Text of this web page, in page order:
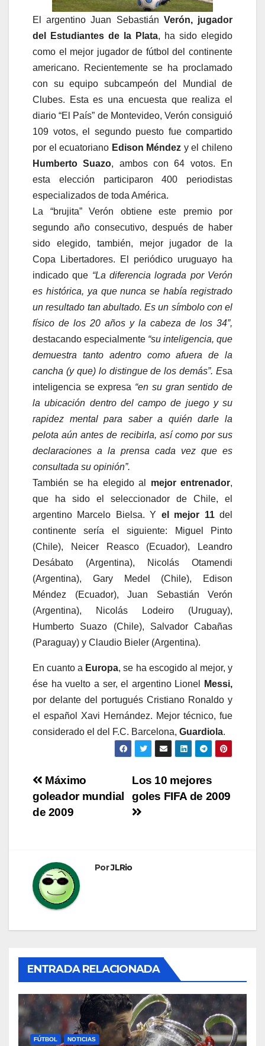
El argentino Juan Sebastián Verón, jugador
del Estudiantes de la Plata, ha sido elegido
como el mejor jugador de fútbol del continente
americano. Recientemente se ha proclamado
con su equipo subcampeón del Mundial de
Clubes. Esta es una encuesta que realiza el
diario “El País” de Montevideo, Verón consiguió
109 votos, el segundo puesto fue compartido
por el ecuatoriano Edison Méndez y el chileno
Humberto Suazo, ambos con 64 votos. En
esta elección participaron 400 periodistas
especializados de toda América.
La “brujita” Verón obtiene este premio por
segundo año consecutivo, después de haber
sido elegido, también, mejor jugador de la
Copa Libertadores. El periódico uruguayo ha
indicado que “La diferencia lograda por Verón
es histórica, ya que nunca se había registrado
un resultado tan abultado. Es un símbolo con el
físico de los 20 años y la cabeza de los 34”,
destacando especialmente “su inteligencia, que
demuestra tanto adentro como afuera de la
cancha (y que) lo distingue de los demás”. Esa
inteligencia se expresa “en su gran sentido de
la ubicación dentro del campo de juego y su
rapidez mental para saber a quién darle la
pelota aún antes de recibirla, así como por sus
declaraciones a la prensa cada vez que es
consultada su opinión”.
También se ha elegido al mejor entrenador,
que ha sido el seleccionador de Chile, el
argentino Marcelo Bielsa. Y el mejor 11del
continente sería el siguiente: Miguel Pinto
(Chile), Neicer Reasco (Ecuador), Leandro
Desábato (Argentina), Nicolás Otamendi
(Argentina), Gary Medel (Chile), Edison
Méndez (Ecuador), Juan Sebastián Verón
(Argentina), Nicolás Lodeiro (Uruguay),
Humberto Suazo (Chile), Salvador Cabañas
(Paraguay) y Claudio Bieler (Argentina).
En cuanto a Europa, se ha escogido al mejor, y
ése ha vuelto a ser, el argentino Lionel
Messi,
por delante del portugués Cristiano Ronaldo y
el español Xavi Hernández. Mejor técnico, fue
considerado el del F.C. Barcelona, Guardiola.
Navegación
de
Los 10 mejores
goles FIFA de 2009
Máximo
goleador mundial
de 2009
PorJLRio
ENTRADA RELACIONADA
FÚTBOL NOTICIAS